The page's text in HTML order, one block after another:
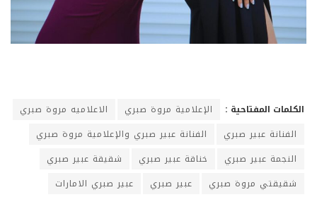
الكلمات المفتاحية : الإعلامية مروة صبري
الاعلاميه مروة صبري
الفنانة عبير صبري
الفنانة عبير صبري والإعلامية مروة صبري
النجمة عبير صبري
خناقة عبير صبري
شقيقة عبير صبري
شقيقتي مروة صبري
عبير صبري
عبير صبري الامارات